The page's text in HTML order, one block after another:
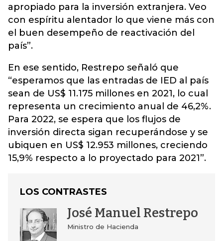
apropiado para la inversión extranjera. Veo
con espíritu alentador lo que viene más con
el buen desempeño de reactivación del
país”.
En ese sentido, Restrepo señaló que
“esperamos que las entradas de IED al país
sean de US$ 11.175 millones en 2021, lo cual
representa un crecimiento anual de 46,2%.
Para 2022, se espera que los flujos de
inversión directa sigan recuperándose y se
ubiquen en US$ 12.953 millones, creciendo
15,9% respecto a lo proyectado para 2021”.
LOS CONTRASTES
José Manuel Restrepo
Ministro de Hacienda